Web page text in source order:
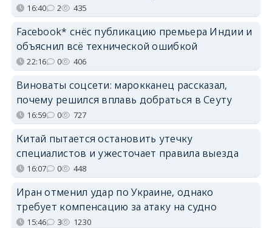
16:40 2 435
Facebook* снёс публикацию премьера Индии и
объяснил всё технической ошибкой
22:16 0 406
Виноваты соцсети: марокканец рассказал,
почему решился вплавь добраться в Сеуту
16:59 0 727
Китай пытается остановить утечку
специалистов и ужесточает правила выезда
16:07 0 448
Иран отменил удар по Украине, однако
требует компенсацию за атаку на судно
15:46 3 1230